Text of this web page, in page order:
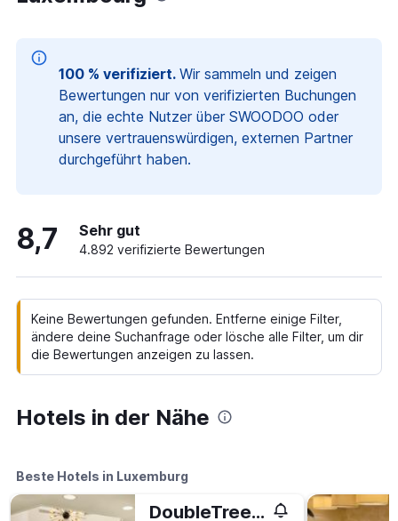
100 % verifiziert. Wir sammeln und zeigen
Bewertungen nur von verifizierten Buchungen
an, die echte Nutzer über SWOODOO oder
unsere vertrauenswürdigen, externen Partner
durchgeführt haben.
8,7 Sehr gut
4.892 verifizierte Bewertungen
Keine Bewertungen gefunden. Entferne einige Filter,
ändere deine Suchanfrage oder lösche alle Filter, um dir
die Bewertungen anzeigen zu lassen.
Hotels in der Nähe
Beste Hotels in Luxemburg
DoubleTree by Hilton Hotel Luxembourg